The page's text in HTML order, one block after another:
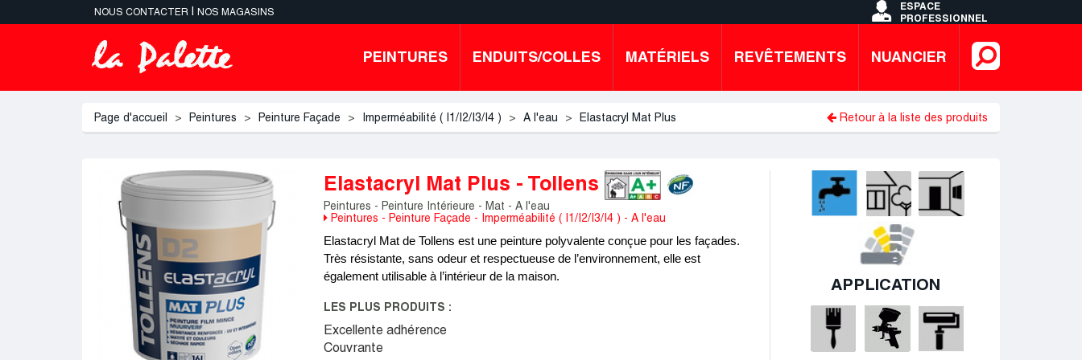
NOUS CONTACTER NOS MAGASINS
ESPACE
PROFESSIONNEL
PEINTURES ENDUITS/COLLES MATÉRIELS REVÊTEMENTS NUANCIER Search
Page d'accueil Peintures Peinture Façade Imperméabilité ( I1/I2/I3/I4 ) A l'eau Elastacryl Mat Plus Retour à la liste des produits
Elastacryl Mat Plus - Tollens
Peintures - Peinture Intérieure - Mat - A l'eau
Peintures - Peinture Façade - Imperméabilité ( I1/I2/I3/I4 ) - A l'eau
Elastacryl Mat de Tollens est une peinture polyvalente conçue pour les façades.
Très résistante, sans odeur et respectueuse de l’environnement, elle est
également utilisable à l’intérieur de la maison.
LES PLUS PRODUITS :
Excellente adhérence
Couvrante
APPLICATION